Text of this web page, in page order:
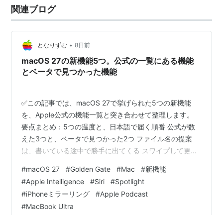
関連ブログ
となりずむ • 8日前
macOS 27の新機能5つ。公式の一覧にある機能
とベータで見つかった機能
✅この記事では、macOS 27で挙げられた5つの新機能
を、Apple公式の機能一覧と突き合わせて整理します。
要点まとめ：5つの温度と、日本語で届く順番 公式が数
えた3つと、ベータで見つかった2つ ファイル名の提案
は、書いている途中で勝手に出てくる スワイプして更
リングとPodcast。Macが追いつく側の2つ Siriと
Spotlight。日本語のMacに届く順番 海外の反応：しぐさ
は歓迎か、タッチへの前振りか ひとこと：来年のMacの
練習を、今年のMacでしている まとめ：形が決まった3
#macOS 27 #Golden Gate #Mac #新機能
#Apple Intelligence #Siri #Spotlight
#iPhoneミラーリング #Apple Podcast
#MacBook Ultra